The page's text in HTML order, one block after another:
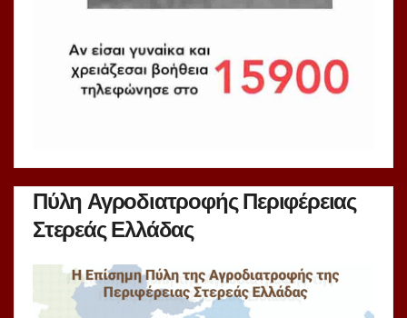
Πύλη Αγροδιατροφής Περιφέρειας
Στερεάς Ελλάδας